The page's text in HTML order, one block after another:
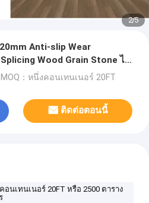
2/5
Anti-slip Wear
Wood Grain Stone ไว
MOQ：หนึ่งคอนเทนเนอร์ 20FT
ติดต่อตอนนี้
อนเทนเนอร์ 20FT หรือ 2500 ตาราง